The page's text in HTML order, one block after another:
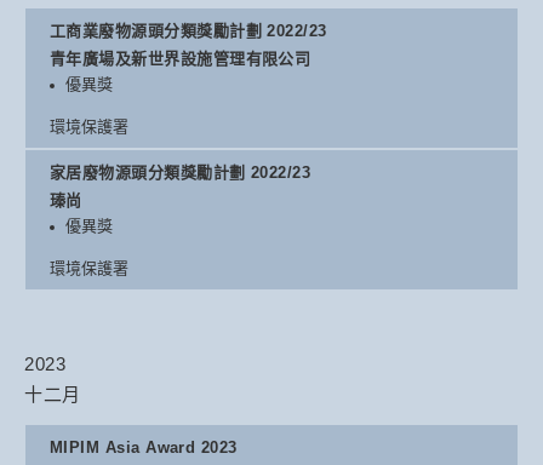
工商業廢物源頭分類獎勵計劃 2022/23
青年廣場及新世界設施管理有限公司
優異獎
環境保護署
家居廢物源頭分類獎勵計劃 2022/23
瑧尚
優異獎
環境保護署
2023
十二月
MIPIM Asia Award 2023